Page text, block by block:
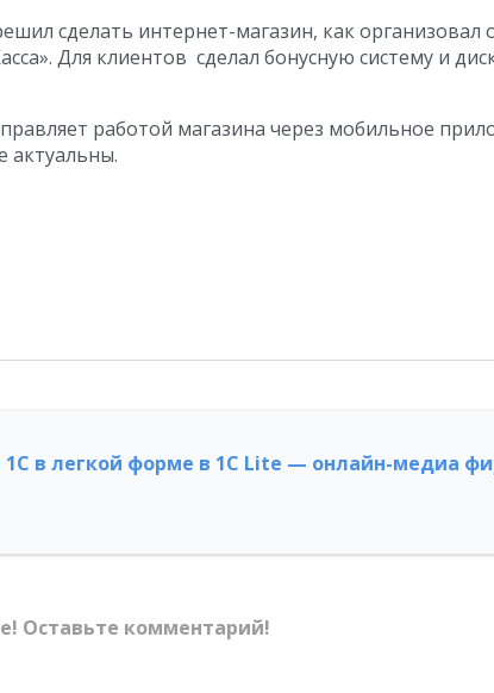
сделать интернет-магазин, как организовал
Для клиентов сделал бонусную систему и
работой магазина через мобильное
актуальны.
1С в легкой форме в 1С Lite — онлайн-медиа
Оставьте комментарий!